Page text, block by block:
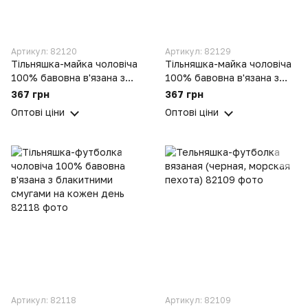
Артикул: 82120
Тільняшка-майка чоловіча
100% бавовна в'язана з
темно-бордовими смугами
367 грн
Оптові ціни
Артикул: 82129
Тільняшка-майка чоловіча
100% бавовна в'язана з
зеленими смугами на
367 грн
Оптові ціни
Артикул: 82118 Артикул: 82109